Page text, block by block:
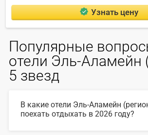
Узнать цену
Популярные
отели Эль-Аламейн
5 звезд
В какие отели Эль-Аламейн
поехать отдыхать в 2026 году?